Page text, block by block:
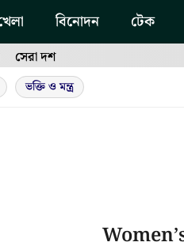
বিনোদন টেক
সেরা দশ
ভক্তি ও মন্ত্র